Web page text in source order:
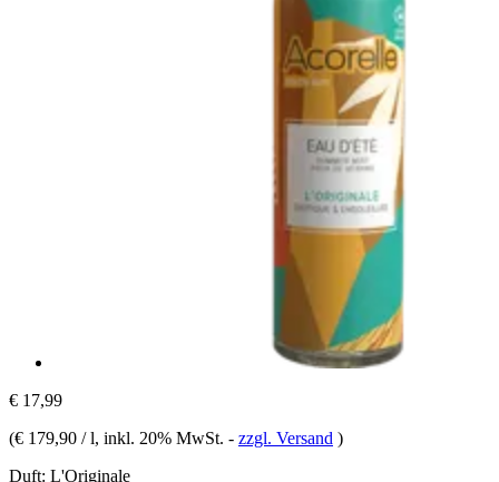
€ 17,99
(€ 179,90 / l, inkl. 20% MwSt. - zzgl. Versand )
Duft: L'Originale